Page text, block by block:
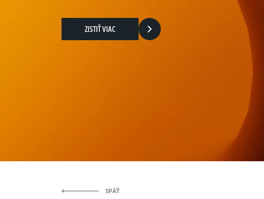
ZISTIŤ VIAC
SPÄŤ